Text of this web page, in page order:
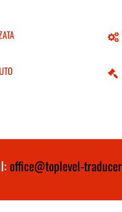
office@toplevel-